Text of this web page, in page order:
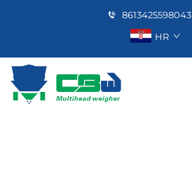
8613425598043
HR